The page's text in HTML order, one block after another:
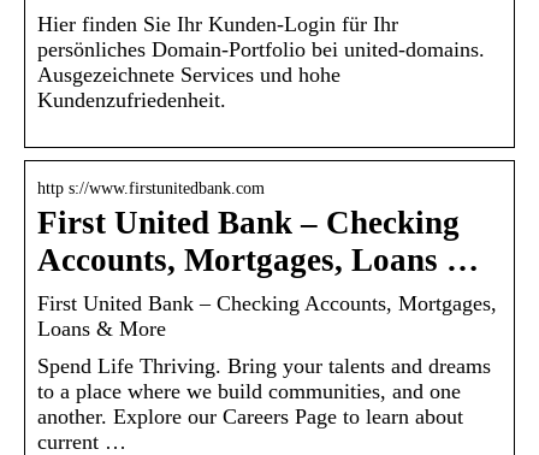
Hier finden Sie Ihr Kunden-Login für Ihr
persönliches Domain-Portfolio bei united-domains.
Ausgezeichnete Services und hohe
Kundenzufriedenheit.
http s://www.firstunitedbank.com
First United Bank – Checking
Accounts, Mortgages, Loans …
First United Bank – Checking Accounts, Mortgages,
Loans & More
Spend Life Thriving. Bring your talents and dreams
to a place where we build communities, and one
another. Explore our Careers Page to learn about
current …